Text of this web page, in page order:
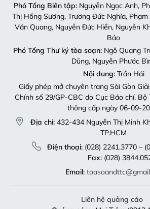
Phó Tổng Biên tập:Nguyễn Ngọc Anh,
Thị Hồng Sương, Trương Đức Nghĩa,
Văn Quang, Nguyễn Đức Hiển, Nguyễn
Bảo
Phó Tổng Thư ký tòa soạn:Ngô Quang
Dũng, Nguyễn Phước
Nội dung:Trần Hải
Giấy phép mở chuyên trang Sài Gòn
Chính số 29/GP-CBC do Cục Báo chí, Bộ
thông cấp ngày 06-09-
Địa chỉ: 432-434 Nguyễn Thị Minh
TP.HCM
Điện thoại:(028) 2241.3770 –
Fax:(028)
Email:
Liên hệ quảng cáo